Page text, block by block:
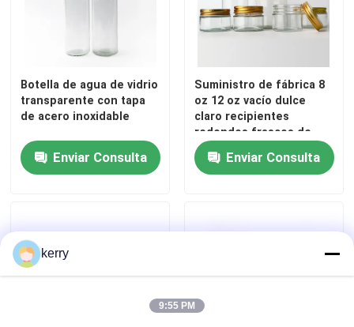
Botella de agua de vidrio
transparente con tapa
de acero inoxidable
Enviar Consulta
Suministro de fábrica 8
oz 12 oz vacío dulce
claro recipientes
redondos frascos de
vidrio con tapas de
metal de oroEnviar Consulta
kerry
9:55 PM